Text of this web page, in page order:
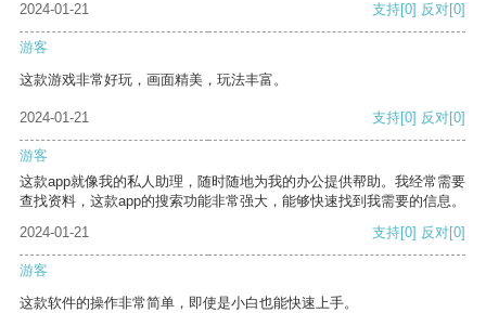
2024-01-21 支持[0] 反对[0]
游客
这款游戏非常好玩，画面精美，玩法丰富。
2024-01-21 支持[0] 反对[0]
游客
这款app就像我的私人助理，随时随地为我的办公提供帮助。我经常需要
查找资料，这款app的搜索功能非常强大，能够快速找到我需要的信息。
2024-01-21
支持[0] 反对[0]
游客
这款软件的操作非常简单，即使是小白也能快速上手。